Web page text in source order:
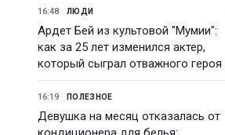
16:48 ЛЮДИ
Ардет Бей из культовой "Мумии":
как за 25 лет изменился актер,
который сыграл отважного героя
16:19 ПОЛЕЗНОЕ
Девушка на месяц отказалась от